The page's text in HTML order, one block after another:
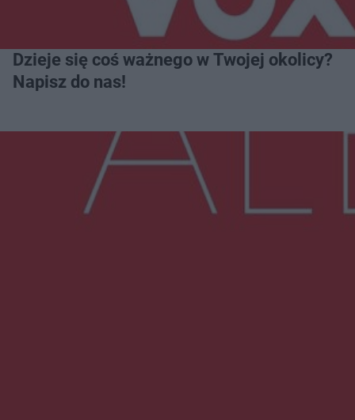
Dzieje się coś ważnego w Twojej okolicy?
Napisz do nas!
Więcej